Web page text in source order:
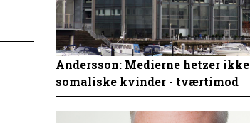
Andersson: Medierne hetzer ikke
somaliske kvinder - tværtimod